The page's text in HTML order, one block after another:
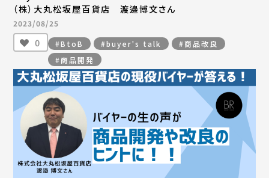
（株）大丸松坂屋百貨店 渡邉博文さん
2023/08/25
0 #BtoB #buyer's talk
#商品改良
#商品開発